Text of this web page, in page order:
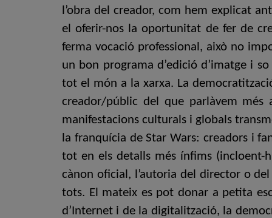
l’obra del creador, com hem explicat
el oferir-nos la oportunitat de fer de
ferma vocació professional, això no
un bon programa d’edició d’imatge i
tot el món a la xarxa. La
creador/públic del que parlàvem més
manifestacions culturals i globals
la franquícia de Star Wars: creadors i
tot en els detalls més ínfims (incloent-
cànon oficial, l’autoria del director o
tots. El mateix es pot donar a petita
d’Internet i de la digitalització, la